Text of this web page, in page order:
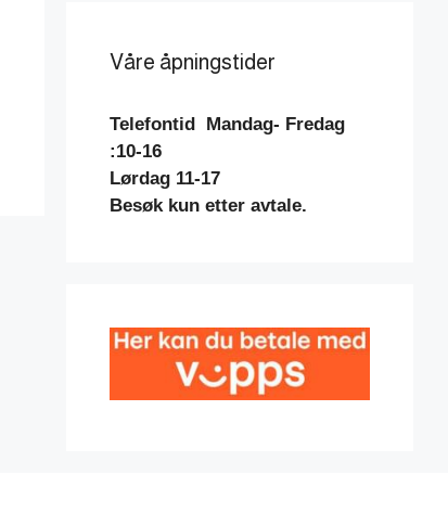
Våre åpningstider
Telefontid Mandag- Fredag
:10-16
Lørdag 11-17
Besøk kun etter avtale.